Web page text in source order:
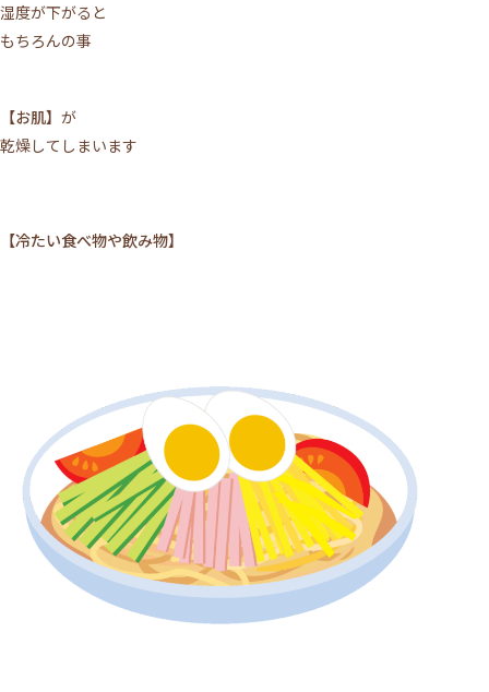
湿度が下がると
もちろんの事
【お肌】 が
乾燥してしまいます
【冷たい食べ物や飲み物】